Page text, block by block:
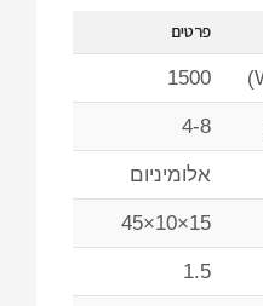
פרטים
1500
4-8
אלומיניום
15×10×45
1.5